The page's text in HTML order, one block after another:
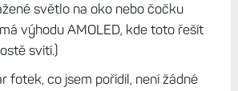
světlo na oko nebo čočku
výhodu AMOLED, kde toto řešít
svítí.)
fotek, co jsem pořídil, není žádné